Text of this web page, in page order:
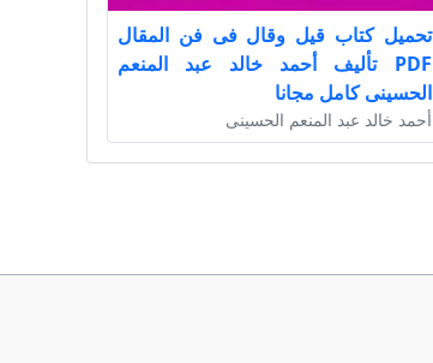
تحميل كتاب قيل وقال فى فن المقال
PDF تأليف أحمد خالد عبد المنعم
الحسينى كامل مجانا
أحمد خالد عبد المنعم الحسينى